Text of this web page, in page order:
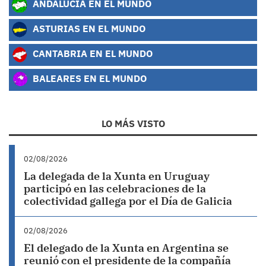
ANDALUCÍA EN EL MUNDO
ASTURIAS EN EL MUNDO
CANTABRIA EN EL MUNDO
BALEARES EN EL MUNDO
LO MÁS VISTO
02/08/2026
La delegada de la Xunta en Uruguay
participó en las celebraciones de la
colectividad gallega por el Día de Galicia
02/08/2026
El delegado de la Xunta en Argentina se
reunió con el presidente de la compañía